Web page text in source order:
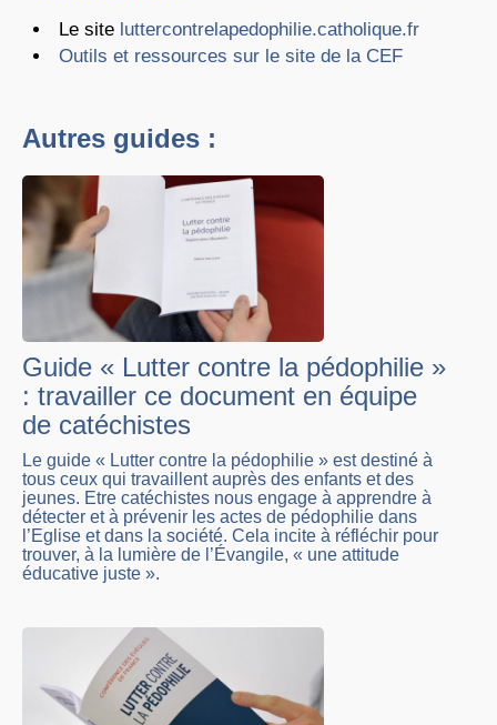
Le site luttercontrelapedophilie.catholique.fr
Outils et ressources sur le site de la CEF
Autres guides :
Guide « Lutter contre la pédophilie »
: travailler ce document en équipe
de catéchistes
Le guide « Lutter contre la pédophilie » est destiné à
tous ceux qui travaillent auprès des enfants et des
jeunes. Etre catéchistes nous engage à apprendre à
détecter et à prévenir les actes de pédophilie dans
l’Eglise et dans la société. Cela incite à réfléchir pour
trouver, à la lumière de l’Évangile, « une attitude
éducative juste ».